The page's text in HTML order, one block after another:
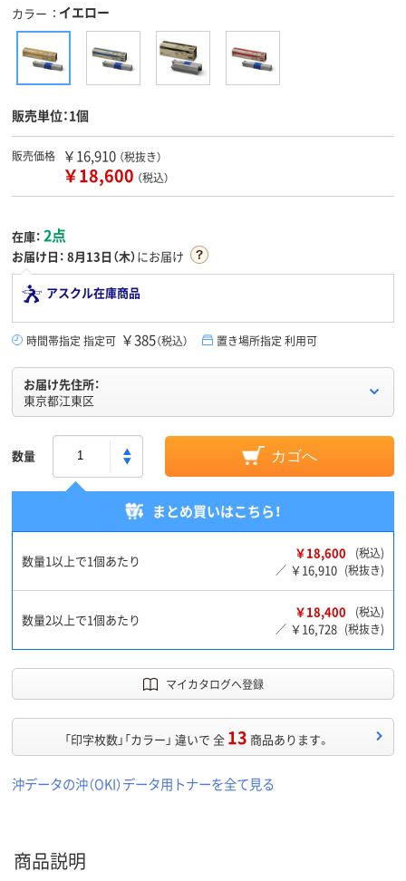
カラー イエロー
販売単位：1個
販売価格 ￥16,910 （税抜き）
￥18,600 （税込）
在庫： 2点
お届け日： 8月13日（木）にお届け
アスクル在庫商品
時間帯指定 指定可 ￥385（税込） 置き場所指定 利用可
お届け先住所：
東京都江東区
数量 カゴへ
まとめ買いはこちら！
数量1以上で1個あたり ￥18,600
(税込)
／ ￥16,910 (税抜き)
数量2以上で1個あたり ￥18,400
(税込)
／ ￥16,728 (税抜き)
マイカタログへ登録
「印字枚数」「カラー」 違いで 全 13 商品あります。
沖データの沖（OKI）データ用トナーを全て見る
商品説明